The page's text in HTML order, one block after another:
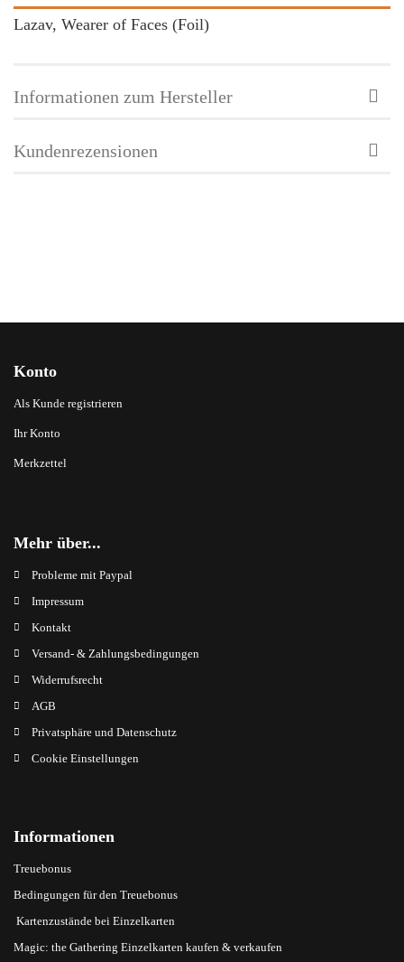
Lazav, Wearer of Faces (Foil)
Informationen zum Hersteller
Kundenrezensionen
Konto
Als Kunde registrieren
Ihr Konto
Merkzettel
Mehr über...
Probleme mit Paypal
Impressum
Kontakt
Versand- & Zahlungsbedingungen
Widerrufsrecht
AGB
Privatsphäre und Datenschutz
Cookie Einstellungen
Informationen
Treuebonus
Bedingungen für den Treuebonus
Kartenzustände bei Einzelkarten
Magic: the Gathering Einzelkarten kaufen & verkaufen